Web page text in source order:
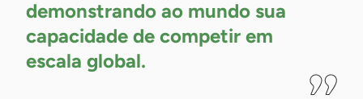
demonstrando ao mundo sua
capacidade de competir em
escala global.